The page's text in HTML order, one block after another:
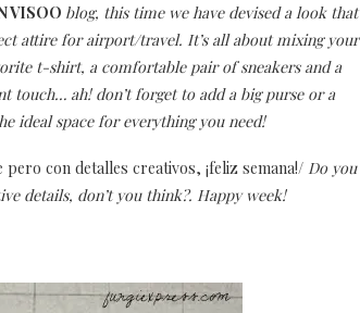
VISOO blog, this time we have devised a look that
attire for airport/travel. It’s all about mixing your
t-shirt, a comfortable pair of sneakers and a
touch… ah! don’t forget to add a big purse or a
ideal space for everything you need!
con detalles creativos, ¡feliz semana!/ Do you
details, don’t you think?. Happy week!